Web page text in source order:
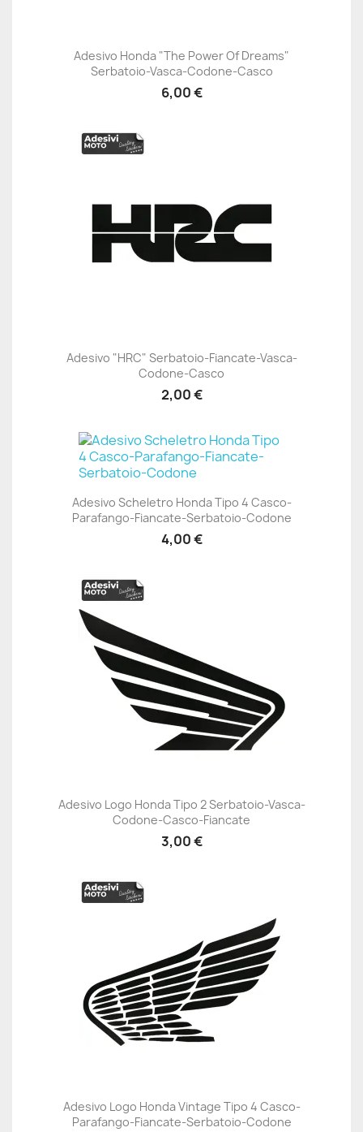
Adesivo Honda "The Power Of Dreams"
Serbatoio-Vasca-Codone-Casco
6,00 €
Adesivo "HRC" Serbatoio-Fiancate-Vasca-
Codone-Casco
2,00 €
Adesivo Scheletro Honda Tipo 4 Casco-
Parafango-Fiancate-Serbatoio-Codone
4,00 €
Adesivo Logo Honda Tipo 2 Serbatoio-Vasca-
Codone-Casco-Fiancate
3,00 €
Adesivo Logo Honda Vintage Tipo 4 Casco-
Parafango-Fiancate-Serbatoio-Codone